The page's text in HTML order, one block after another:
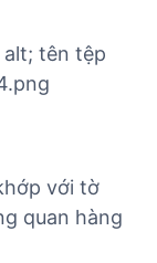
với tờ
quan hàng